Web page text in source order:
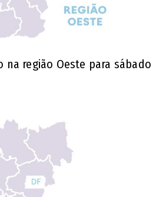
na região Oeste para sábado